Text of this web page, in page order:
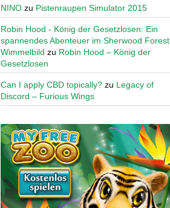
NINO zu Pistenraupen Simulator 2015
Robin Hood - König der Gesetzlosen: Ein
spannendes Abenteuer im Sherwood Forest
Wimmelbild zu Robin Hood – König der
Gesetzlosen
Can I apply CBD topically? zu Legacy of
Discord – Furious Wings